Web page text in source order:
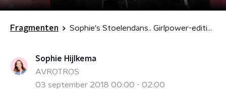
Fragmenten Sophie's Stoelendans.. Girlpower-editie! #3FM #spelletje
Sophie Hijlkema
AVROTROS
03 september 2018 00:00 - 02:00